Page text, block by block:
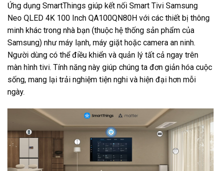
Ứng dụng SmartThings giúp kết nối Smart Tivi Samsung
Neo QLED 4K 100 Inch QA100QN80H với các thiết bị thông
minh khác trong nhà bạn (thuộc hệ thống sản phẩm của
Samsung) như máy lạnh, máy giặt hoặc camera an ninh.
Người dùng có thể điều khiển và quản lý tất cả ngay trên
màn hình tivi. Tính năng này giúp chúng ta đơn giản hóa cuộc
sống, mang lại trải nghiệm tiện nghi và hiện đại hơn mỗi
ngày.